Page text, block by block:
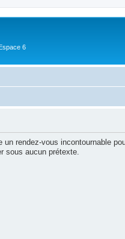
6
rendez-vous incontournable
sous aucun prétexte.